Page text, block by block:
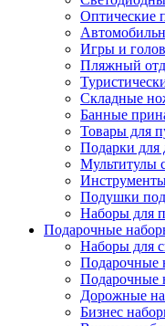
Оптические
Игры и
Пляжный
Складные
Банные
Товары для
Подарки для
Мультитулы
Подушки
Наборы для
Подарочные
Наборы для
Подарочные
Подарочные
Дорожные
Бизнес